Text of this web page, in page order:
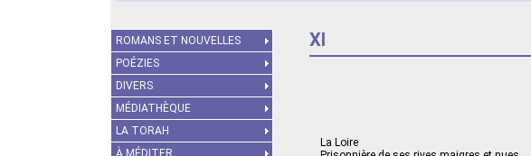
XI
La Loire
ROMANS ET NOUVELLES
POÉZIES
DIVERS
MÉDIATHÈQUE
LA TORAH
À MÉDITER